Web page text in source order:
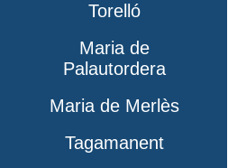
Torelló
Maria de
Palautordera
Maria de Merlès
Tagamanent